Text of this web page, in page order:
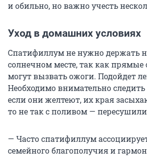
и обильно, но важно учесть
Уход в домашних условиях
Спатифиллум не нужно держать
солнечном месте, так как
могут вызвать ожоги. Подойдет
Необходимо внимательно
если они желтеют, их края
то не так с поливом —
— Часто спатифиллум
семейного благополучия и